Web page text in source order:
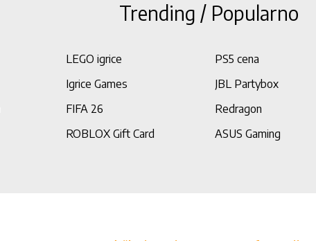
Trending / Popularno
LEGO igrice PS5 cena
Igrice Games JBL Partybox
FIFA 26 Redragon
ROBLOX Gift Card ASUS Gaming